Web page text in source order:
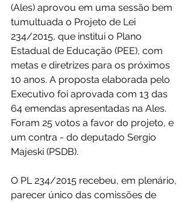
(Ales) aprovou em uma sessão bem
tumultuada o Projeto de Lei
234/2015, que institui o Plano
Estadual de Educação (PEE), com
metas e diretrizes para os próximos
10 anos. A proposta elaborada pelo
Executivo foi aprovada com 13 das
64 emendas apresentadas na Ales.
Foram 25 votos a favor do projeto, e
um contra - do deputado Sergio
Majeski (PSDB).
O PL 234/2015 recebeu, em plenário,
parecer único das comissões de